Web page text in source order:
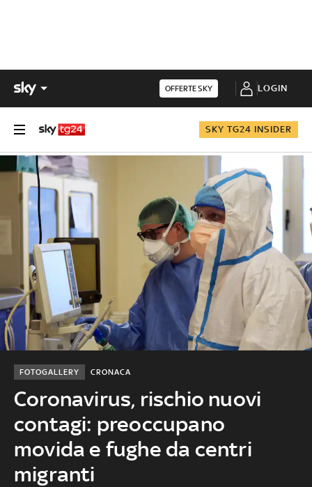
OFFERTE SKY LOGIN
SKY TG24 INSIDER
Coronavirus, rischio nuovi
contagi: preoccupano
movida e fughe da centri
migranti
CRONACA
FOTOGALLERY